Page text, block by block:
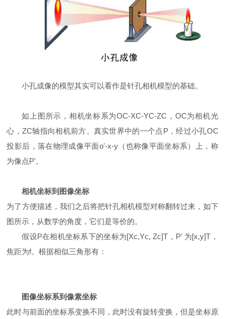
小孔成像的模型其实可以看作是针孔相机模型的基础。
如上图所示，相机坐标系为OC-XC-YC-ZC，OC为相机光
心，ZC轴指向相机前方。真实世界中的一个点P，经过小孔OC
投影后，落在物理成像平面o'-x-y（也称像平面坐标系）上，称
为像点P'。
相机坐标到图像坐标
为了方便描述，我们之后将把针孔相机模型对称翻转过来，如下
图所示，从数学的角度，它们是等价的。
假设P在相机坐标系下的坐标为[Xc,Yc, Zc]T，P' 为[x,y]T，
焦距为f。根据相似三角形有：
图像坐标系到像素坐标
此时与前面的坐标系变换不同，此时没有旋转变换，但是坐标原